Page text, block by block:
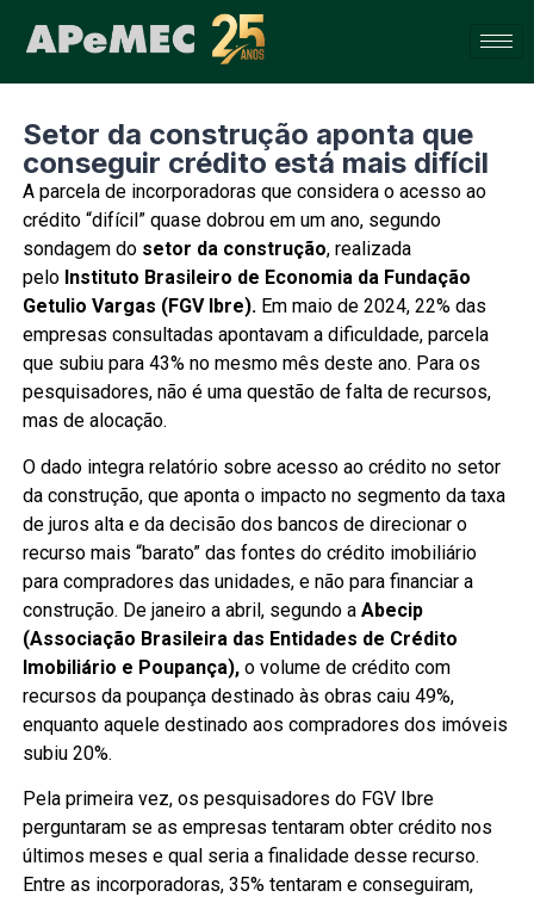
Setor da construção aponta que
conseguir crédito está mais difícil
A parcela de incorporadoras que considera o acesso ao
crédito “difícil” quase dobrou em um ano, segundo
sondagem do setor da construção, realizada
pelo Instituto Brasileiro de Economia da Fundação
Getulio Vargas (FGV Ibre). Em maio de 2024, 22% das
empresas consultadas apontavam a dificuldade, parcela
que subiu para 43% no mesmo mês deste ano. Para os
pesquisadores, não é uma questão de falta de recursos,
mas de alocação.
O dado integra relatório sobre acesso ao crédito no setor
da construção, que aponta o impacto no segmento da taxa
de juros alta e da decisão dos bancos de direcionar o
recurso mais “barato” das fontes do crédito imobiliário
para compradores das unidades, e não para financiar a
construção. De janeiro a abril, segundo a Abecip
(Associação Brasileira das Entidades de Crédito
Imobiliário e Poupança), o volume de crédito com
recursos da poupança destinado às obras caiu 49%,
enquanto aquele destinado aos compradores dos imóveis
subiu 20%.
Pela primeira vez, os pesquisadores do FGV Ibre
perguntaram se as empresas tentaram obter crédito nos
últimos meses e qual seria a finalidade desse recurso.
Entre as incorporadoras, 35% tentaram e conseguiram,